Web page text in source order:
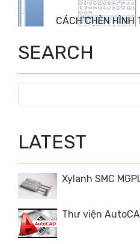
CÁCH CHÈN HÌNH
SEARCH
LATEST
Xylanh SMC
Thư viện